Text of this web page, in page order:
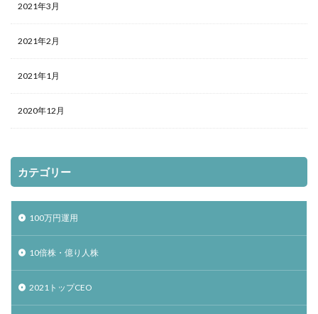
2021年3月
2021年2月
2021年1月
2020年12月
カテゴリー
100万円運用
10倍株・億り人株
2021トップCEO